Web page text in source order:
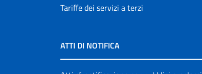
Tariffe dei servizi a terzi
ATTI DI NOTIFICA